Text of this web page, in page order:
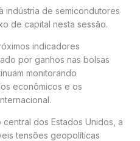
indústria de semicondutores
de capital nesta sessão.
indicadores
por ganhos nas bolsas
monitorando
econômicos e os
dos Estados Unidos, a
tensões geopolíticas